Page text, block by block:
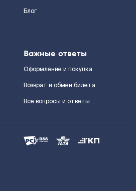
Блог
Важные ответы
Оформление и покупка
Возврат и обмен билета
Все вопросы и ответы